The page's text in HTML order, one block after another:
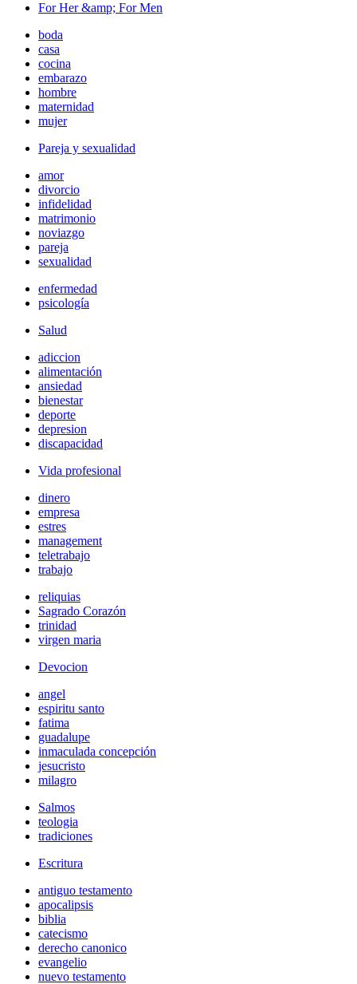
For Her &amp; For Men
boda
casa
cocina
embarazo
hombre
maternidad
mujer
Pareja y sexualidad
amor
divorcio
infidelidad
matrimonio
noviazgo
pareja
sexualidad
enfermedad
psicología
Salud
adiccion
alimentación
ansiedad
bienestar
deporte
depresion
discapacidad
Vida profesional
dinero
empresa
estres
management
teletrabajo
trabajo
reliquias
Sagrado Corazón
trinidad
virgen maria
Devocion
angel
espiritu santo
fatima
guadalupe
inmaculada concepción
jesucristo
milagro
Salmos
teologia
tradiciones
Escritura
antiguo testamento
apocalipsis
biblia
catecismo
derecho canonico
evangelio
nuevo testamento